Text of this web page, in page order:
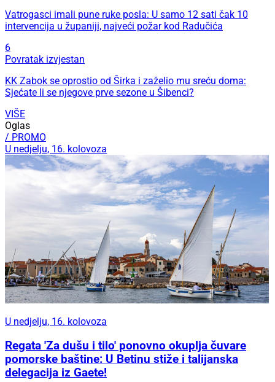
Vatrogasci imali pune ruke posla: U samo 12 sati čak 10
intervencija u županiji, najveći požar kod Radučića
6
Povratak izvjestan
KK Zabok se oprostio od Širka i zaželio mu sreću doma:
Sjećate li se njegove prve sezone u Šibenci?
VIŠE
Oglas
/ PROMO
U nedjelju, 16. kolovoza
U nedjelju, 16. kolovoza
Regata 'Za dušu i tilo' ponovno okuplja čuvare
pomorske baštine: U Betinu stiže i talijanska
delegacija iz Gaete!